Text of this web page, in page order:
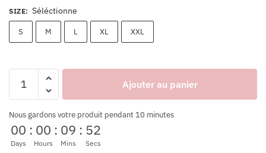
SIZE: Séléctionne
S M L XL XXL
Ajouter au panier
Nous gardons votre produit pendant 10 minutes
00
Days
: 00
Hours
: 09
Mins
: 52
Secs